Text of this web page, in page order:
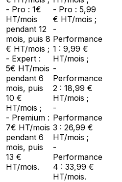
- Pro : 1€
HT/mois
pendant 12
mois, puis 8
€ HT/mois ;
- Expert :
5€ HT/mois
pendant 6
mois, puis
10 €
HT/mois ;
- Premium :
7€ HT/mois
pendant 6
mois, puis
13 €
HT/mois.
- Pro : 5,99
€ HT/mois ;
-
Performance
1 : 9,99 €
HT/mois ;
-
Performance
2 : 18,99 €
HT/mois ;
-
Performance
3 : 26,99 €
HT/mois ;
-
Performance
4 : 33,99 €
HT/mois.